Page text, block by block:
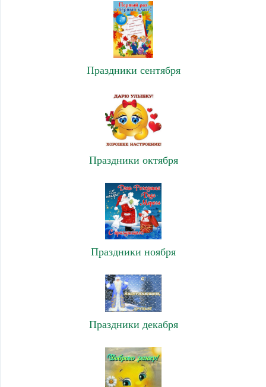
Праздники сентября
Праздники октября
Праздники ноября
Праздники декабря